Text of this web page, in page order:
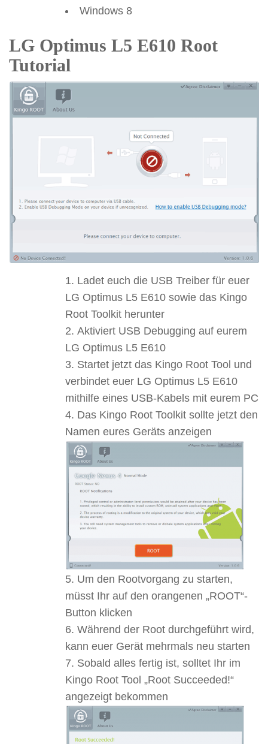
Windows 8
LG Optimus L5 E610 Root
Tutorial
Ladet euch die USB Treiber für euer
LG Optimus L5 E610 sowie das Kingo
Root Toolkit herunter
Aktiviert USB Debugging auf eurem
LG Optimus L5 E610
Startet jetzt das Kingo Root Tool und
verbindet euer LG Optimus L5 E610
mithilfe eines USB-Kabels mit eurem PC
Das Kingo Root Toolkit sollte jetzt den
Namen eures Geräts anzeigen
Um den Rootvorgang zu starten,
müsst Ihr auf den orangenen „ROOT“-
Button klicken
Während der Root durchgeführt wird,
kann euer Gerät mehrmals neu starten
Sobald alles fertig ist, solltet Ihr im
Kingo Root Tool „Root Succeeded!“
angezeigt bekommen